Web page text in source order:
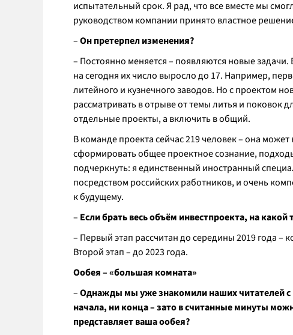
испытательный срок. Я рад, что все вместе мы
руководством компании принято властное
–Он претерпел изменения?
– Постоянно меняется – появляются новые
на сегодня их число выросло до 17. Например,
литейного и кузнечного заводов. Но с проектом
рассматривать в отрыве от темы литья и поковок
отдельные проекты, а включить в общий.
В команде проекта сейчас 219 человек – она
сформировать общее проектное сознание,
подчеркнуть: я единственный иностранный
посредством российских работников, и очень
к будущему.
– Если брать весь объём инвестпроекта, на
– Первый этап рассчитан до середины 2019 года –
Второй этап – до 2023 года.
Ообея – «большая комната»
–Однажды мы уже знакомили наших читателей с
начала, ни конца – зато в считанные минуты
представляет ваша ообея?